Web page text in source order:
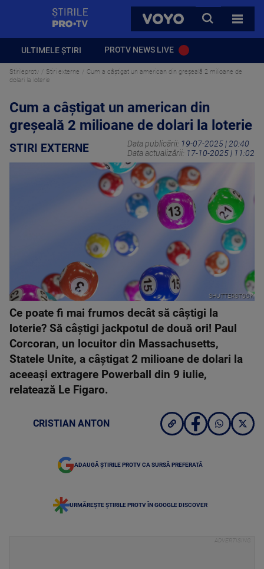
VOYO
CAUTA
TOATE
ULTIMELE ȘTIRI PROTV NEWS LIVE
Stirileprotv Stiri externe
Cum a câștigat un american din greșeală 2 milioane de
dolari la loterie
Cum a câștigat un american din
greșeală 2 milioane de dolari la loterie
STIRI EXTERNE Data publicării: 19-07-2025 | 20:40
Data actualizării: 17-10-2025 | 11:02
SHUTTERSTOCK
Ce poate fi mai frumos decât să câştigi la
loterie? Să câştigi jackpotul de două ori! Paul
Corcoran, un locuitor din Massachusetts,
Statele Unite, a câştigat 2 milioane de dolari la
aceeaşi extragere Powerball din 9 iulie,
relatează Le Figaro.
CRISTIAN ANTON
ADAUGĂ ȘTIRILE PROTV CA SURSĂ PREFERATĂ
URMĂREȘTE ȘTIRILE PROTV ÎN GOOGLE DISCOVER